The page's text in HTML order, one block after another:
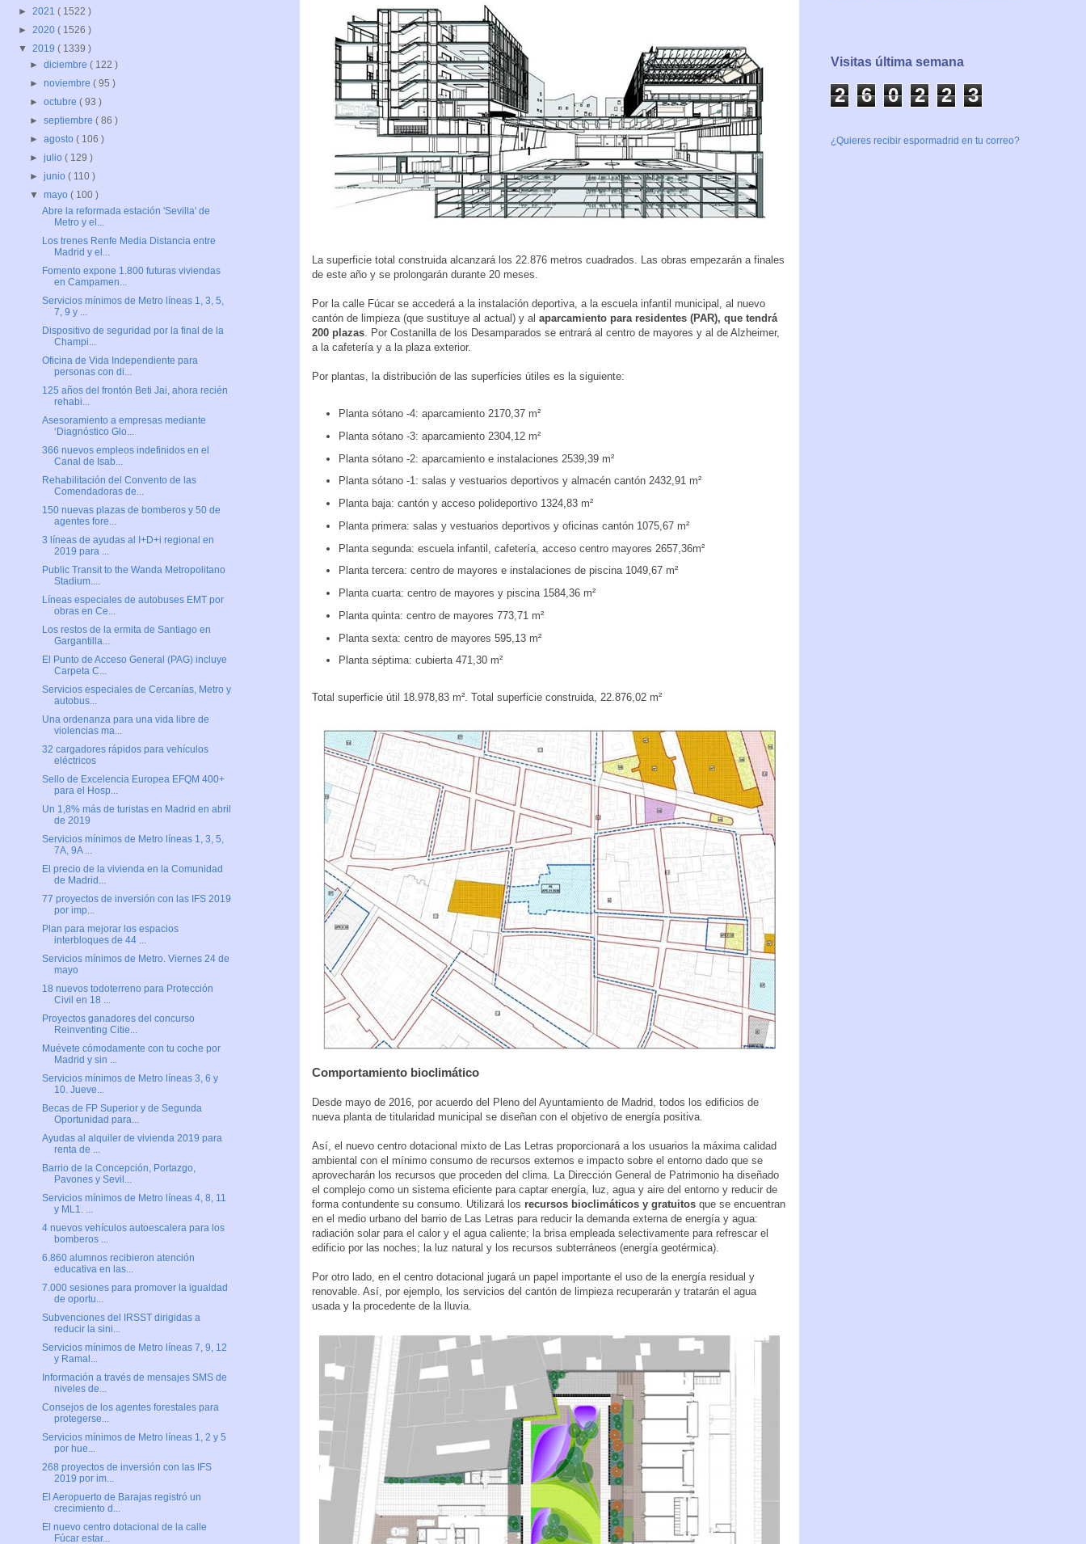
La superficie total construida alcanzará los 22.876 metros cuadrados. Las obras empezarán a finales
de este año y se prolongarán durante 20 meses.
Por la calle Fúcar se accederá a la instalación deportiva, a la escuela infantil municipal, al nuevo
cantón de limpieza (que sustituye al actual) y al aparcamiento para residentes (PAR), que tendrá
200 plazas. Por Costanilla de los Desamparados se entrará al centro de mayores y al de Alzheimer,
a la cafetería y a la plaza exterior.
Por plantas, la distribución de las superficies útiles es la siguiente:
Planta sótano -4: aparcamiento 2170,37 m²
Planta sótano -3: aparcamiento 2304,12 m²
Planta sótano -2: aparcamiento e instalaciones 2539,39 m²
Planta sótano -1: salas y vestuarios deportivos y almacén cantón 2432,91 m²
Planta baja: cantón y acceso polideportivo 1324,83 m²
Planta primera: salas y vestuarios deportivos y oficinas cantón 1075,67 m²
Planta segunda: escuela infantil, cafetería, acceso centro mayores 2657,36m²
Planta tercera: centro de mayores e instalaciones de piscina 1049,67 m²
Planta cuarta: centro de mayores y piscina 1584,36 m²
Planta quinta: centro de mayores 773,71 m²
Planta sexta: centro de mayores 595,13 m²
Planta séptima: cubierta 471,30 m²
Total superficie útil 18.978,83 m². Total superficie construida, 22.876,02 m²
Comportamiento bioclimático
Desde mayo de 2016, por acuerdo del Pleno del Ayuntamiento de Madrid, todos los edificios de
nueva planta de titularidad municipal se diseñan con el objetivo de energía positiva.
Así, el nuevo centro dotacional mixto de Las Letras proporcionará a los usuarios la máxima calidad
ambiental con el mínimo consumo de recursos externos e impacto sobre el entorno dado que se
aprovecharán los recursos que proceden del clima. La Dirección General de Patrimonio ha diseñado
el complejo como un sistema eficiente para captar energía, luz, agua y aire del entorno y reducir de
forma contundente su consumo. Utilizará los recursos bioclimáticos y gratuitos que se encuentran
en el medio urbano del barrio de Las Letras para reducir la demanda externa de energía y agua:
radiación solar para el calor y el agua caliente; la brisa empleada selectivamente para refrescar el
edificio por las noches; la luz natural y los recursos subterráneos (energía geotérmica).
Por otro lado, en el centro dotacional jugará un papel importante el uso de la energía residual y
renovable. Así, por ejemplo, los servicios del cantón de limpieza recuperarán y tratarán el agua
usada y la procedente de la lluvia.
► 2021 ( 1522 )
► 2020 ( 1526 )
▼ 2019 ( 1339 )
►diciembre( 122 )
►noviembre( 95 )
►octubre( 93 )
►septiembre( 86 )
►agosto( 106 )
►julio( 129 )
►junio( 110 )
▼mayo( 100 )
Abre la reformada estación 'Sevilla' de
Metro y el...
Los trenes Renfe Media Distancia entre
Madrid y el...
Fomento expone 1.800 futuras viviendas
en Campamen...
Servicios mínimos de Metro líneas 1, 3, 5,
7, 9 y ...
Dispositivo de seguridad por la final de la
Champi...
Oficina de Vida Independiente para
personas con di...
125 años del frontón Beti Jai, ahora recién
rehabi...
Asesoramiento a empresas mediante
‘Diagnóstico Glo...
366 nuevos empleos indefinidos en el
Canal de Isab...
Rehabilitación del Convento de las
Comendadoras de...
150 nuevas plazas de bomberos y 50 de
agentes fore...
3 líneas de ayudas al I+D+i regional en
2019 para ...
Public Transit to the Wanda Metropolitano
Stadium....
Líneas especiales de autobuses EMT por
obras en Ce...
Los restos de la ermita de Santiago en
Gargantilla...
El Punto de Acceso General (PAG) incluye
Carpeta C...
Servicios especiales de Cercanías, Metro y
autobus...
Una ordenanza para una vida libre de
violencias ma...
32 cargadores rápidos para vehículos
eléctricos
Sello de Excelencia Europea EFQM 400+
para el Hosp...
Un 1,8% más de turistas en Madrid en abril
de 2019
Servicios mínimos de Metro líneas 1, 3, 5,
7A, 9A ...
El precio de la vivienda en la Comunidad
de Madrid...
77 proyectos de inversión con las IFS 2019
por imp...
Plan para mejorar los espacios
interbloques de 44 ...
Servicios mínimos de Metro. Viernes 24 de
mayo
18 nuevos todoterreno para Protección
Civil en 18 ...
Proyectos ganadores del concurso
Reinventing Citie...
Muévete cómodamente con tu coche por
Madrid y sin ...
Servicios mínimos de Metro líneas 3, 6 y
10. Jueve...
Becas de FP Superior y de Segunda
Oportunidad para...
Ayudas al alquiler de vivienda 2019 para
renta de ...
Barrio de la Concepción, Portazgo,
Pavones y Sevil...
Servicios mínimos de Metro líneas 4, 8, 11
y ML1. ...
4 nuevos vehículos autoescalera para los
bomberos ...
6.860 alumnos recibieron atención
educativa en las...
7.000 sesiones para promover la igualdad
de oportu...
Subvenciones del IRSST dirigidas a
reducir la sini...
Servicios mínimos de Metro líneas 7, 9, 12
y Ramal...
Información a través de mensajes SMS de
niveles de...
Consejos de los agentes forestales para
protegerse...
Servicios mínimos de Metro líneas 1, 2 y 5
por hue...
268 proyectos de inversión con las IFS
2019 por im...
El Aeropuerto de Barajas registró un
crecimiento d...
El nuevo centro dotacional de la calle
Fúcar estar...
Visitas última semana
2 6 0 2 2 3
¿Quieres recibir espormadrid en tu correo?